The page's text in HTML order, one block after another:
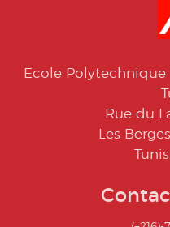
Ecole
Rue du
Les